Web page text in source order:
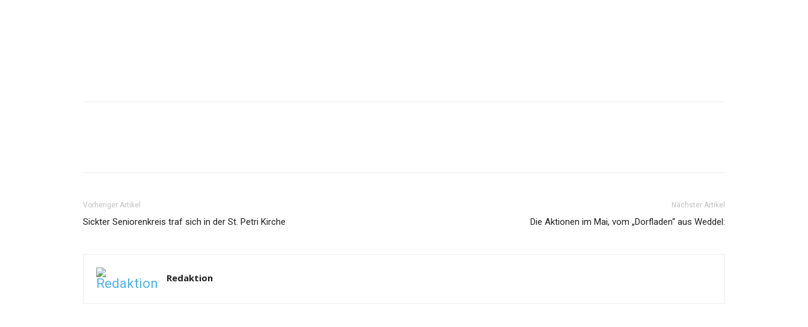
Vorheriger Artikel
Sickter Seniorenkreis traf sich in der St. Petri Kirche
Nächster Artikel
Die Aktionen im Mai, vom „Dorfladen“ aus Weddel:
Redaktion